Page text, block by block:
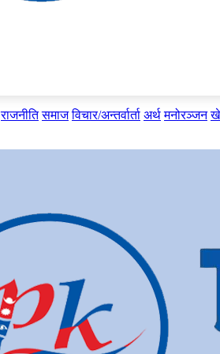
राजनीति समाज विचार/अन्तर्वार्ता अर्थ मनोरञ्जन